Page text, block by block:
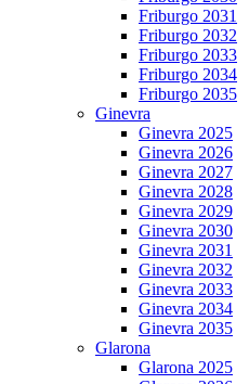
Friburgo 2031
Friburgo 2032
Friburgo 2033
Friburgo 2034
Friburgo 2035
Ginevra
Ginevra 2025
Ginevra 2026
Ginevra 2027
Ginevra 2028
Ginevra 2029
Ginevra 2030
Ginevra 2031
Ginevra 2032
Ginevra 2033
Ginevra 2034
Ginevra 2035
Glarona
Glarona 2025